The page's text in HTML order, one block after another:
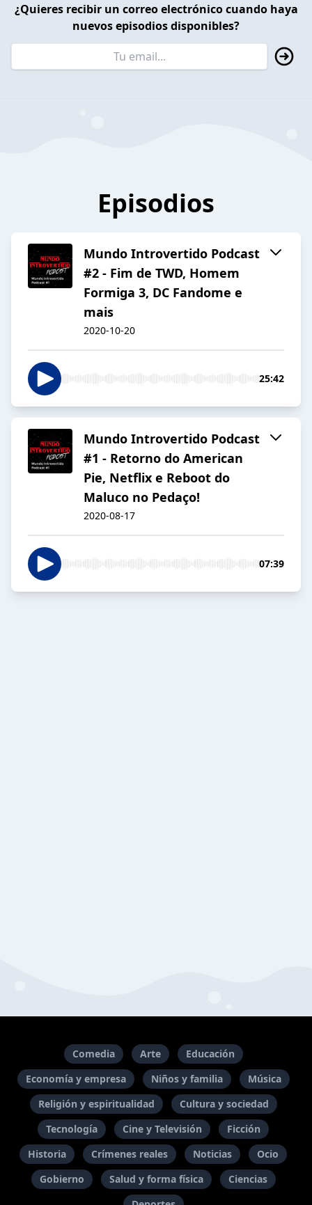
¿Quieres recibir un correo electrónico cuando haya
nuevos episodios disponibles?
Episodios
Mundo Introvertido Podcast
#2 - Fim de TWD, Homem
Formiga 3, DC Fandome e
mais
2020-10-20
25:42
Mundo Introvertido Podcast
#1 - Retorno do American
Pie, Netflix e Reboot do
Maluco no Pedaço!
2020-08-17
07:39
Comedia Arte
Educación
Economía y empresa
Niños y familia
Música
Religión y espiritualidad
Cultura y sociedad
Tecnología
Cine y Televisión
Ficción
Historia
Crímenes reales Noticias
Ocio
Gobierno
Salud y forma física
Ciencias